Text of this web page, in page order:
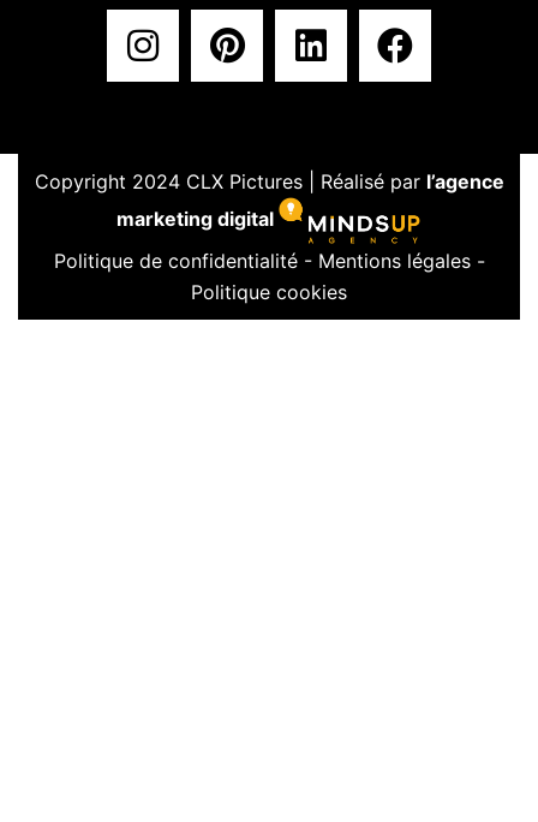
Copyright 2024 CLX Pictures | Réalisé par l’agence
marketing digital
Politique de confidentialité - Mentions légales -
Politique cookies